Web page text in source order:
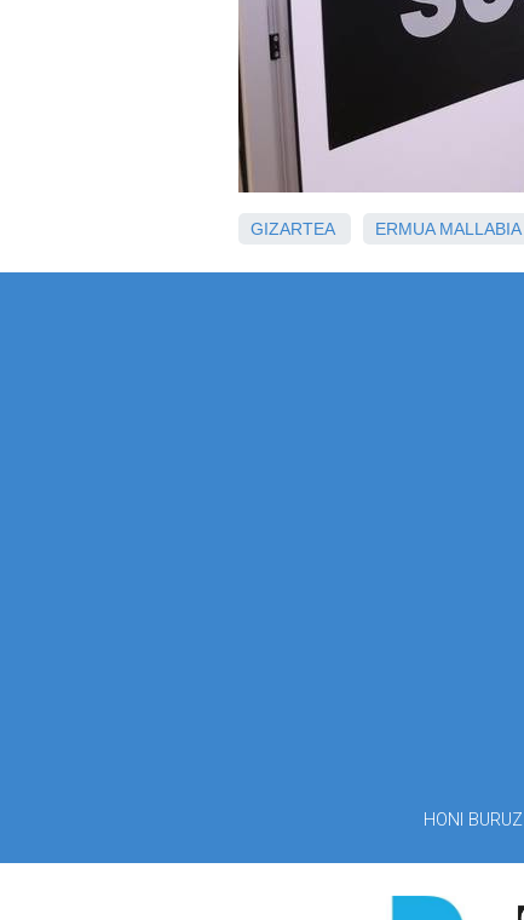
GIZARTEA ERMUA MALLABIA
HONI BURUZ